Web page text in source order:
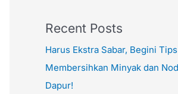
Recent Posts
Harus Ekstra Sabar, Begini Tips
Membersihkan Minyak dan
Dapur!